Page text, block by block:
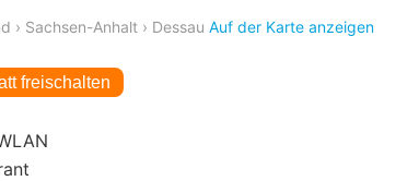
ab
› Sachsen-Anhalt › Dessau Auf der Karte anzeigen
freischalten